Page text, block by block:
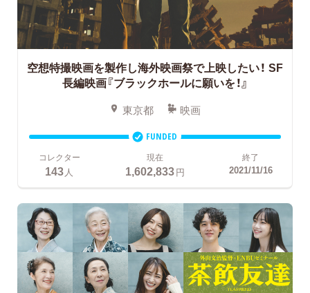
空想特撮映画を製作し海外映画祭で上映したい！ SF
長編映画『ブラックホールに願いを！』
東京都 映画
FUNDED
コレクター
143 人
現在
1,602,833円
終了
2021/11/16